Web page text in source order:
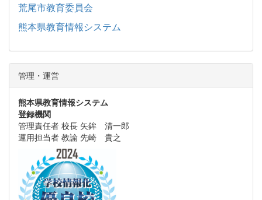
荒尾市教育委員会
熊本県教育情報システム
管理・運営
熊本県教育情報システム
登録機関
管理責任者 校長 矢鉾 清一郎
運用担当者 教諭 先崎 貴之